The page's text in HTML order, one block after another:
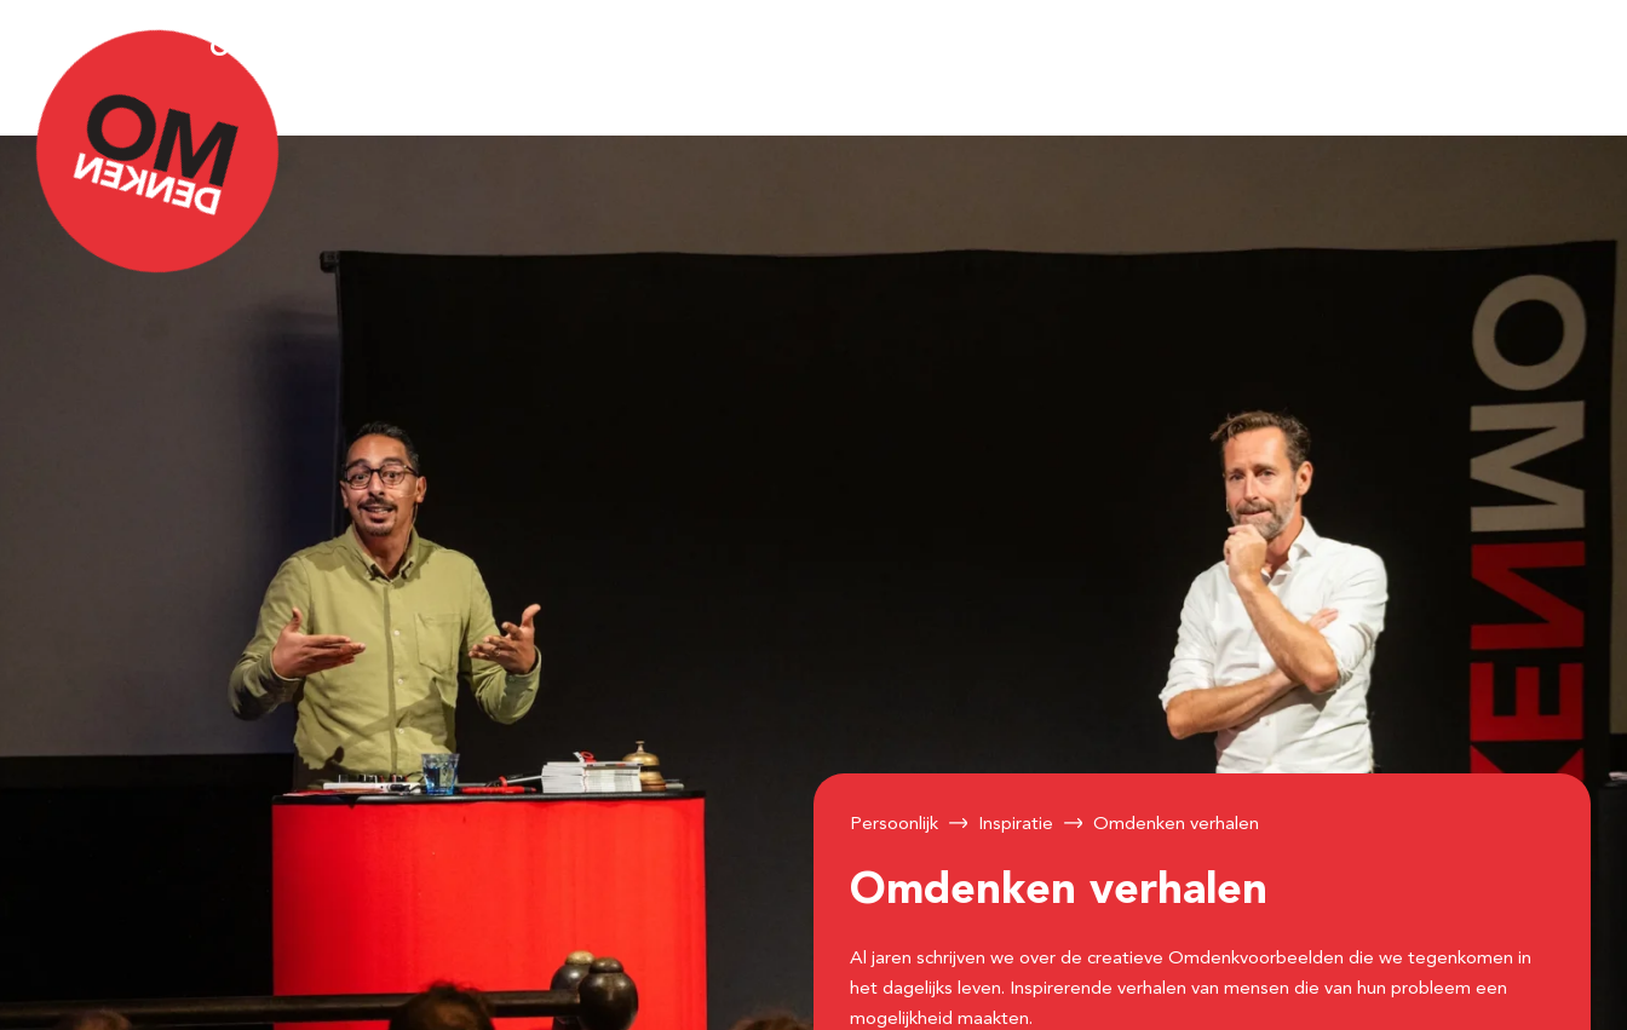
Over Omdenken
Persoonlijk Inspiratie Omdenken verhalen
Omdenken verhalen
Al jaren schrijven we over de creatieve Omdenkvoorbeelden die we tegenkomen in
het dagelijks leven. Inspirerende verhalen van mensen die van hun probleem een
mogelijkheid maakten.